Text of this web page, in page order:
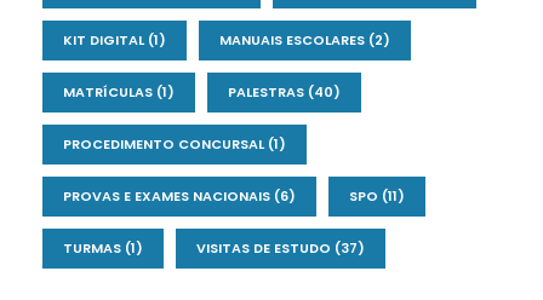
KIT DIGITAL(1) MANUAIS ESCOLARES (2)
MATRÍCULAS (1) PALESTRAS (40)
PROCEDIMENTO CONCURSAL(1)
PROVAS E EXAMES NACIONAIS (6) SPO (11)
TURMAS (1) VISITAS DE ESTUDO (37)